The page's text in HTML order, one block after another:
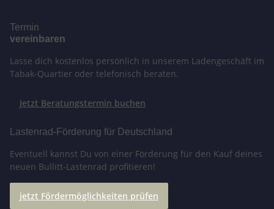
Termin
vereinbaren
Lasse dich kostenlos persönlich in unserem Ladengeschäft im
Tabak-Quartier oder telefonisch beraten.
Jetzt Beratungstermin buchen
Lastenrad-Förderung für Deutschland
Eventuell kannst Du von einer Förderung für den Kauf deines
neuen Bullitt-Lastenrad profitieren!
jetzt Fördermöglichkeiten prüfen